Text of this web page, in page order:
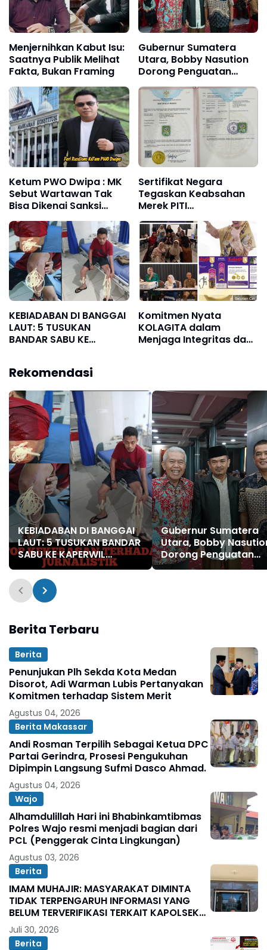
Menjernihkan Kabut Isu:
Saatnya Publik Melihat
Fakta, Bukan Framing
Gubernur Sumatera
Utara, Bobby Nasution
Dorong Penguatan
Harmonisasi SARA
Lewat Dialog
Kebangsaan di UMSU
Ketum PWO Dwipa : MK
Sebut Wartawan Tak
Bisa Dikenai Sanksi
Pidana/ Perdata dalam
Profesi. Aparat Hukum
Diminta Patuhi
Sertifikat Negara
Tegaskan Keabsahan
Merek PITI
Persaudaraan, Gugatan
Dinilai Lemah dan
Berpotensi Rusak
Kepastian Hukum
KEBIADABAN DI BANGGAI
LAUT: 5 TUSUKAN
BANDAR SABU KE
PIMPINAN REDAKSI
KOMPAK KECAM KERAS
KINERJA POLRI!
Komitmen Nyata
KOLAGITA dalam
Menjaga Integritas dan
Rekomendasi
KEBIADABAN DI BANGGAI
LAUT: 5 TUSUKAN BANDAR
SABU KE KAPERWIL
SULTENG, BOBI IRAWAN
DAN JHON PIMPINAN
REDAKSI KOMPAK KECAM
KERAS KINERJA POLRI!
Gubernur Sumatera
Utara, Bobby
Dorong Penguatan
Harmonisasi SARA
Berita Terbaru
Berita
Penunjukan Plh Sekda Kota Medan
Disorot, Adi Warman Lubis Pertanyakan
Komitmen terhadap Sistem Merit
Agustus 04, 2026
Berita Makassar
Andi Rosman Terpilih Sebagai Ketua DPC
Partai Gerindra, Prosesi Pengukuhan
Dipimpin Langsung Sufmi Dasco Ahmad.
Agustus 04, 2026
Wajo
Alhamdulillah Hari ini Bhabinkamtibmas
Polres Wajo resmi menjadi bagian dari
PCL (Penggerak Cinta Lingkungan)
Agustus 03, 2026
Berita
IMAM MUHAJIR: MASYARAKAT DIMINTA
TIDAK TERPENGARUH INFORMASI YANG
BELUM TERVERIFIKASI TERKAIT KAPOLSEK
BOLO
Juli 30, 2026
Berita